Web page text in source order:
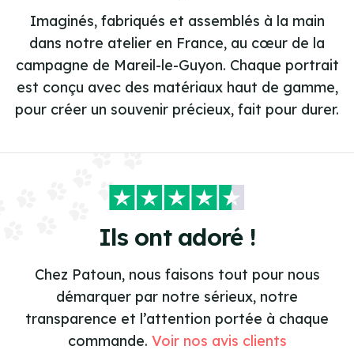
Imaginés, fabriqués et assemblés à la main
dans notre atelier en France, au cœur de la
campagne de Mareil-le-Guyon. Chaque portrait
est conçu avec des matériaux haut de gamme,
pour créer un souvenir précieux, fait pour durer.
Ils ont adoré !
Chez Patoun, nous faisons tout pour nous
démarquer par notre sérieux, notre
transparence et l’attention portée à chaque
commande. Voir nos avis clients